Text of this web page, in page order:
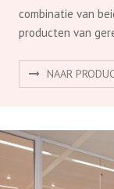
combinatie van
producten van
NAAR